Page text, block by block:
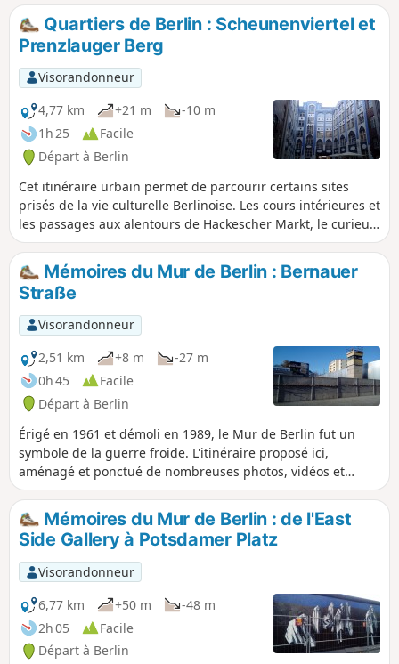
Quartiers de Berlin : Scheunenviertel et
Prenzlauger Berg
Visorandonneur
4,77 km
+21 m
-10 m
1h 25
Facile
Départ à Berlin
Cet itinéraire urbain permet de parcourir certains sites
prisés de la vie culturelle Berlinoise. Les cours intérieures et
les passages aux alentours de Hackescher Markt, le curieux
ensemble de l'ancien château d'eau, et l'animée
Kollwitzplatz sauront charmer le promeneur.
Mémoires du Mur de Berlin : Bernauer
Straße
Visorandonneur
2,51 km
+8 m
-27 m
0h 45
Facile
Départ à Berlin
Érigé en 1961 et démoli en 1989, le Mur de Berlin fut un
symbole de la guerre froide. L'itinéraire proposé ici,
aménagé et ponctué de nombreuses photos, vidéos et
informations, est très certainement le plus émouvant des
sites consacrés au mur.
Mémoires du Mur de Berlin : de l'East
Side Gallery à Potsdamer Platz
Visorandonneur
6,77 km
+50 m
-48 m
2h 05
Facile
Départ à Berlin